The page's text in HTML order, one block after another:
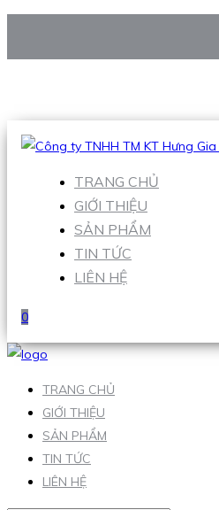
Hotline:0938 906 663
TRANG CHỦ
GIỚI THIỆU
SẢN PHẨM
TIN TỨC
LIÊN HỆ
0
TRANG CHỦ
GIỚI THIỆU
SẢN PHẨM
TIN TỨC
LIÊN HỆ